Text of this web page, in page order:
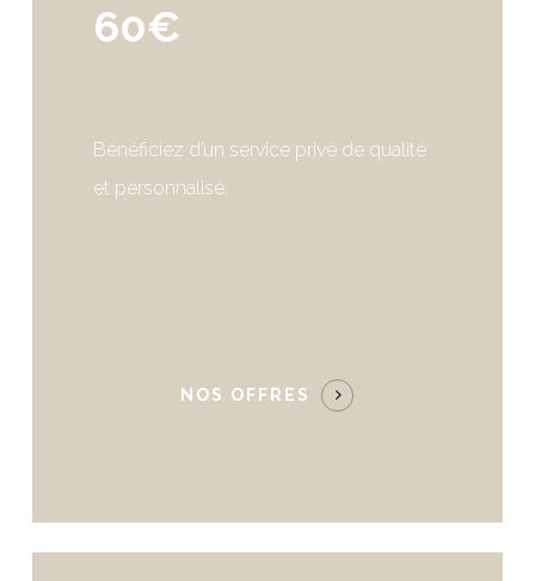
60€
Bénéficiez d’un service privé de qualité
et personnalisé.
NOS OFFRES